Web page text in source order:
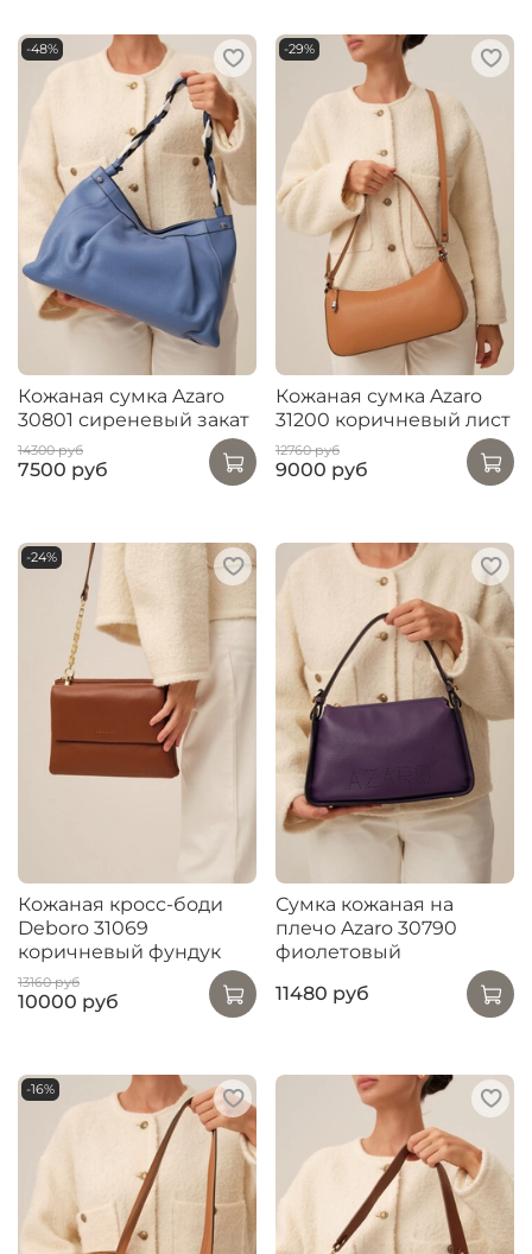
-48%
Кожаная сумка Azaro
30801 сиреневый закат
14300 руб
7500 руб
-29%
Кожаная сумка Azaro
31200 коричневый лист
12760 руб
9000 руб
-24%
Кожаная кросс-боди
Deboro 31069
коричневый фундук
13160 руб
10000 руб
Сумка кожаная на
плечо Azaro 30790
фиолетовый
11480 руб
-16%